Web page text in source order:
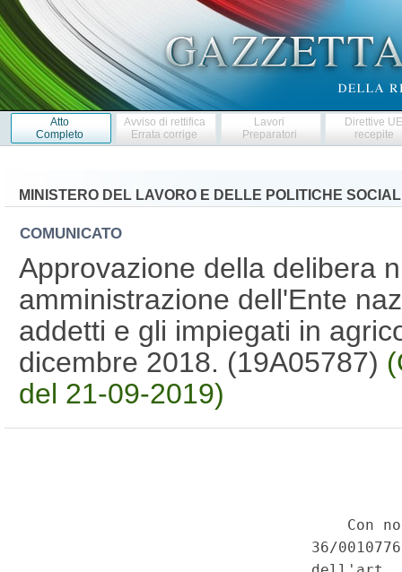
Atto
Completo
Avviso di rettifica
Errata corrige
Lavori
Preparatori
Direttive
recepite
MINISTERO DEL LAVORO E DELLE POLITICHE
COMUNICATO
Approvazione della delibera
amministrazione dell'Ente
addetti e gli impiegati in
dicembre 2018. (19A05787)
del 21-09-2019)